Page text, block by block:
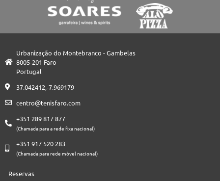
Urbanização do Montebranco - Gambelas
8005-201 Faro
Portugal
37.042412,-7.969179
centro@tenisfaro.com
+351 289 817 877
(Chamada para a rede fixa nacional)
+351 917 520 283
(Chamada para rede móvel nacional)
Reservas